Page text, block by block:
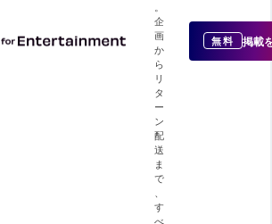
企
画
か
ら
リ
タ
ー
ン
配
送
ま
で
す
べ
無料 掲載